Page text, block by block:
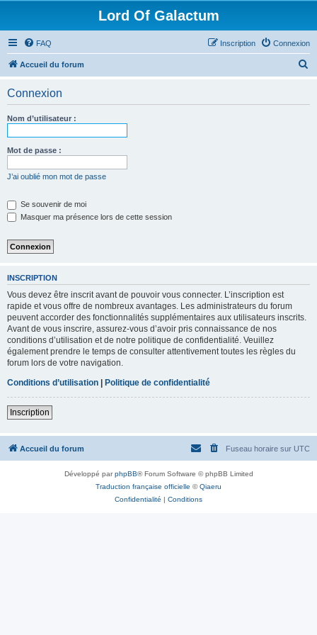
Lord Of Galactum
FAQ Connexion
Inscription
Accueil du forum
Connexion
Nom d’utilisateur :
Mot de passe :
J’ai oublié mon mot de passe
Se souvenir de moi
Masquer ma présence lors de cette session
INSCRIPTION
Vous devez être inscrit avant de pouvoir vous connecter. L’inscription est
rapide et vous offre de nombreux avantages. Les administrateurs du forum
peuvent accorder des fonctionnalités supplémentaires aux utilisateurs inscrits.
Avant de vous inscrire, assurez-vous d’avoir pris connaissance de nos
conditions d’utilisation et de notre politique de confidentialité. Veuillez
également prendre le temps de consulter attentivement toutes les règles du
forum lors de votre navigation.
Conditions d’utilisation | Politique de confidentialité
Inscription
Accueil du forum Fuseau horaire sur UTC
Développé parphpBB® Forum Software © phpBB Limited
Traduction française officielle ©Qiaeru
Confidentialité | Conditions